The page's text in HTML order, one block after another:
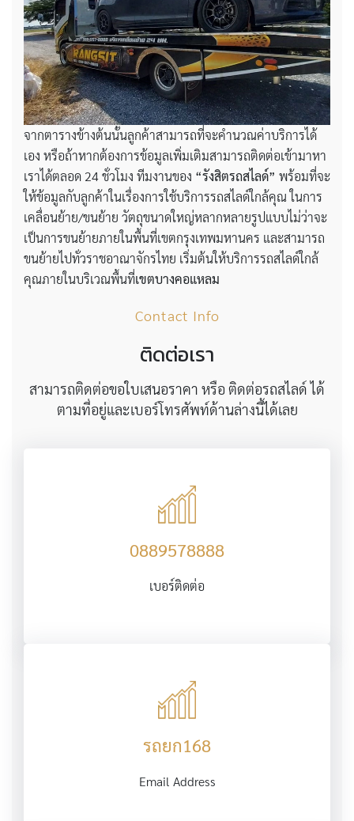
จากตารางข้างต้นนั้นลูกค้าสามารถที่จะคำนวณค่าบริการได้
เอง หรือถ้าหากต้องการข้อมูลเพิ่มเติมสามารถติดต่อเข้ามาหา
เราได้ตลอด 24 ชั่วโมง ทีมงานของ “รังสิตรถสไลด์” พร้อมที่จะ
ให้ข้อมูลกับลูกค้าในเรื่องการใช้บริการรถสไลด์ใกล้คุณ ในการ
เคลื่อนย้าย/ขนย้าย วัตถุขนาดใหญ่หลากหลายรูปแบบไม่ว่าจะ
เป็นการขนย้ายภายในพื้นที่เขตกรุงเทพมหานคร และสามารถ
ขนย้ายไปทั่วราชอาณาจักรไทย เริ่มต้นให้บริการรถสไลด์ใกล้
คุณภายในบริเวณพื้นที่เขตบางคอแหลม
Contact Info
ติดต่อเรา
สามารถติดต่อขอใบเสนอราคา หรือ ติดต่อรถสไลด์ ได้
ตามที่อยู่และเบอร์โทรศัพท์ด้านล่างนี้ได้เลย
0889578888
เบอร์ติดต่อ
รถยก168
Email Address